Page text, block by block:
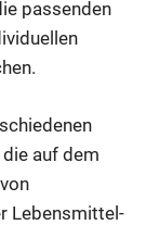
passenden
auf dem
Lebensmittel-